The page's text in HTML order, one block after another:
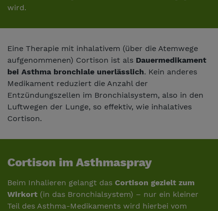
wird.
Eine Therapie mit inhalativem (über die Atemwege
aufgenommenen) Cortison ist als Dauermedikament
bei Asthma bronchiale unerlässlich. Kein anderes
Medikament reduziert die Anzahl der
Entzündungszellen im Bronchialsystem, also in den
Luftwegen der Lunge, so effektiv, wie inhalatives
Cortison.
Cortison im Asthmaspray
Beim Inhalieren gelangt das Cortison gezielt zum
Wirkort (in das Bronchialsystem) – nur ein kleiner
Teil des Asthma-Medikaments wird hierbei vom